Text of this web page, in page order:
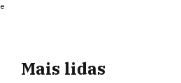
Mais lidas